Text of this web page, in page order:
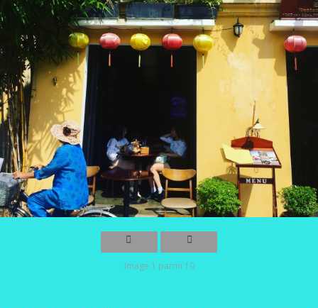
Image 1 parmi 10